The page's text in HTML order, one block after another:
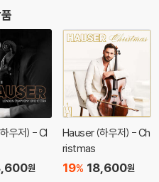
우저) - Cl
원
Hauser (하우저) - Ch
ristmas
18,600원
19%